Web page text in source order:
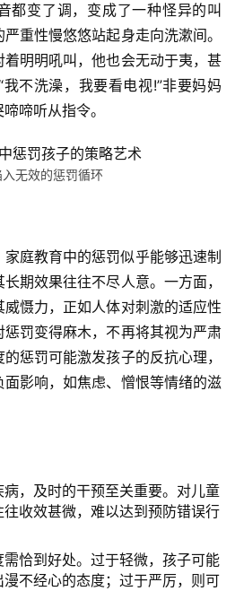
都变了调，变成了一种怪异的叫
重性慢悠悠站起身走向洗漱间。
明明吼叫，他也会无动于夷，甚
不洗澡，我要看电视!”非要妈妈
啼听从指令。
无效的惩罚循环
庭教育中的惩罚似乎能够迅速制
期效果往往不尽人意。一方面，
慑力，正如人体对刺激的适应性
罚变得麻木，不再将其视为严肃
惩罚可能激发孩子的反抗心理，
影响，如焦虑、憎恨等情绪的滋
病，及时的干预至关重要。对儿童
收效甚微，难以达到预防错误行
需恰到好处。过于轻微，孩子可能
不经心的态度；过于严厉，则可